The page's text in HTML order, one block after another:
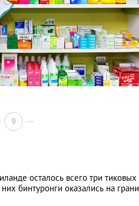
9
осталось всего три тиковых
бинтуронги оказались на грани